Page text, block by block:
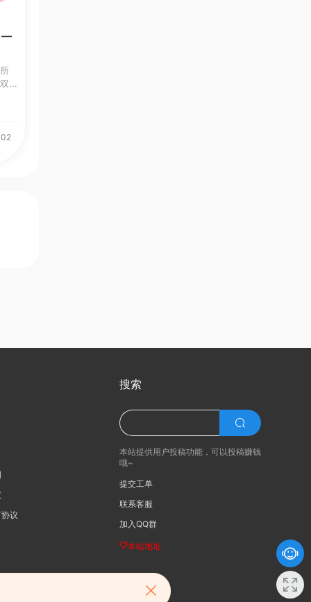
—
...
议
搜索
本站提供用户投稿功能，可以投稿赚钱
哦~
提交工单
联系客服
加入QQ群
本站地址